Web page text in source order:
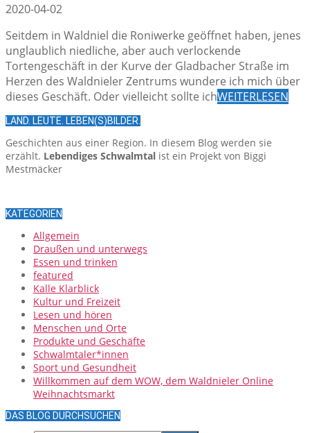
2020-04-02
Seitdem in Waldniel die Roniwerke geöffnet haben, jenes
unglaublich niedliche, aber auch verlockende
Tortengeschäft in der Kurve der Gladbacher Straße im
Herzen des Waldnieler Zentrums wundere ich mich über
dieses Geschäft. Oder vielleicht sollte ichWEITERLESEN
LAND. LEUTE. LEBEN(S)BILDER.
Geschichten aus einer Region. In diesem Blog werden sie
erzählt. Lebendiges Schwalmtal ist ein Projekt von Biggi
Mestmäcker
KATEGORIEN
Allgemein
Draußen und unterwegs
Essen und trinken
featured
Kalle Klarblick
Kultur und Freizeit
Lesen und hören
Menschen und Orte
Produkte und Geschäfte
Schwalmtaler*innen
Sport und Gesundheit
Willkommen auf dem WOW, dem Waldnieler Online
Weihnachtsmarkt
DAS BLOG DURCHSUCHEN